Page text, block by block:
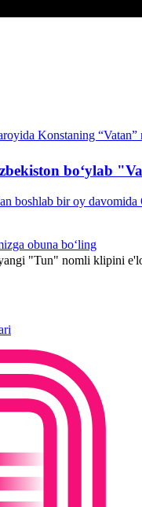
Konstaning
boʻylab
boshlab bir oy
obuna bo‘ling
"Tun" nomli klipini